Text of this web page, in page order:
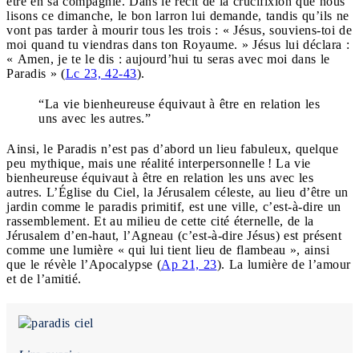
lisons ce dimanche, le bon larron lui demande, tandis qu’ils ne
vont pas tarder à mourir tous les trois : « Jésus, souviens-toi de
moi quand tu viendras dans ton Royaume. » Jésus lui déclara :
« Amen, je te le dis : aujourd’hui tu seras avec moi dans le
Paradis » (Lc 23, 42-43).
“La vie bienheureuse équivaut à être en relation les
uns avec les autres.”
Ainsi, le Paradis n’est pas d’abord un lieu fabuleux, quelque
peu mythique, mais une réalité interpersonnelle ! La vie
bienheureuse équivaut à être en relation les uns avec les
autres. L’Église du Ciel, la Jérusalem céleste, au lieu d’être un
jardin comme le paradis primitif, est une ville, c’est-à-dire un
rassemblement. Et au milieu de cette cité éternelle, de la
Jérusalem d’en-haut, l’Agneau (c’est-à-dire Jésus) est présent
comme une lumière « qui lui tient lieu de flambeau », ainsi
que le révèle l’Apocalypse (Ap 21, 23). La lumière de l’amour
et de l’amitié.